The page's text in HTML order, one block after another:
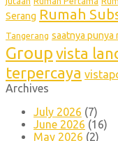
Serang Rumah
Tangerang saatnya punya
Group vista
terpercaya
Archives
July 2026 (7)
June 2026 (16)
May 2026 (2)